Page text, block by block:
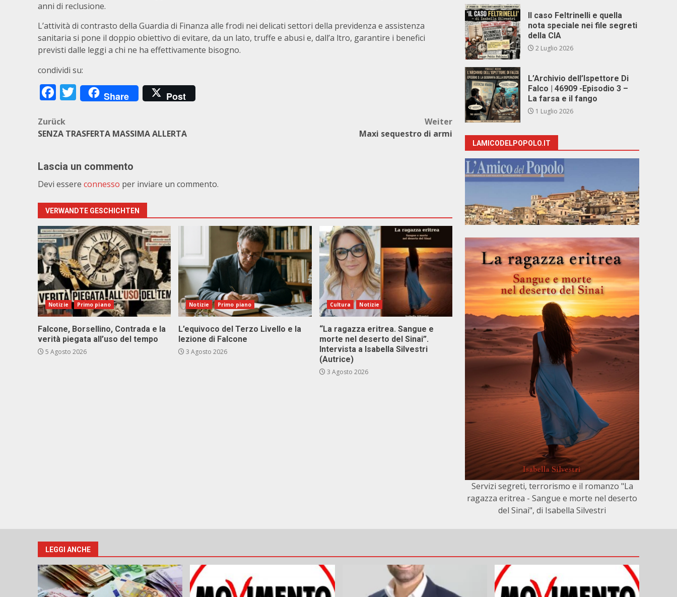
anni di reclusione.
L’attività di contrasto della Guardia di Finanza alle frodi nei delicati settori della previdenza e assistenza
sanitaria si pone il doppio obiettivo di evitare, da un lato, truffe e abusi e, dall’a ltro, garantire i benefici
previsti dalle leggi a chi ne ha effettivamente bisogno.
condividi su:
Facebook
Twitter
Share Post
Beitragsnavigation
Zurück
SENZA TRASFERTA MASSIMA ALLERTA
Weiter
Maxi sequestro di armi
Lascia un commento
Devi essere connesso per inviare un commento.
VERWANDTE GESCHICHTEN
Notizie Primo piano
Falcone, Borsellino, Contrada e la
verità piegata all’uso del tempo
5 Agosto 2026
Notizie Primo piano
L’equivoco del Terzo Livello e la
lezione di Falcone
3 Agosto 2026
Cultura Notizie
“La ragazza eritrea. Sangue e
morte nel deserto del Sinai”.
Intervista a Isabella Silvestri
(Autrice)
3 Agosto 2026
Il caso Feltrinelli e quella
nota speciale nei file segreti
della CIA
2 Luglio 2026
L’Archivio dell’Ispettore Di
Falco | 46909 -Episodio 3 –
La farsa e il fango
1 Luglio 2026
LAMICODELPOPOLO.IT
Servizi segreti, terrorismo e il romanzo "La
ragazza eritrea - Sangue e morte nel deserto
del Sinai", di Isabella Silvestri
LEGGI ANCHE